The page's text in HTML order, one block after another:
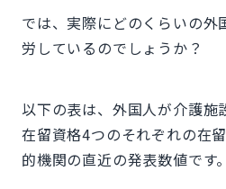
では、実際にどのくらいの外
労しているのでしょうか？
以下の表は、外国人が介護施
在留資格4つのそれぞれの在
的機関の直近の発表数値です。